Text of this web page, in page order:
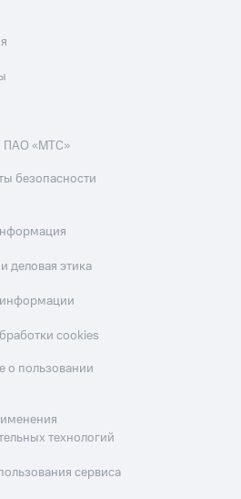
ПАО «МТС»
безопасности
деловая этика
cookies
о пользовании
технологий
сервиса